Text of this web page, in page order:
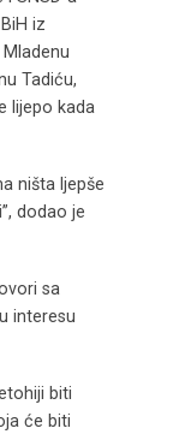
iz
Tadiću,
lijepo kada
ništa ljepše
dodao je
sa
interesu
biti
će biti